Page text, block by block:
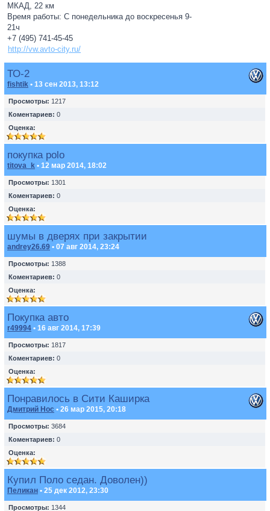
МКАД, 22 км
Время работы: С понедельника до воскресенья 9-
21ч
+7 (495) 741-45-45
http://vw.avto-city.ru/
ТО-2
fishtik • 13 сен 2013, 13:12
Просмотры: 1217
Коментариев: 0
Оценка:
покупка polo
titova_k • 12 мар 2014, 18:02
Просмотры: 1301
Коментариев: 0
Оценка:
шумы в дверях при закрытии
andrey26.69 • 07 авг 2014, 23:24
Просмотры: 1388
Коментариев: 0
Оценка:
Покупка авто
r49994 • 16 авг 2014, 17:39
Просмотры: 1817
Коментариев: 0
Оценка:
Понравилось в Сити Каширка
Дмитрий Нос • 26 мар 2015, 20:18
Просмотры: 3684
Коментариев: 0
Оценка:
Купил Поло седан. Доволен))
Пеликан • 25 дек 2012, 23:30
Просмотры: 1344